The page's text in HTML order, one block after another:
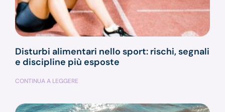
Disturbi alimentari nello sport: rischi, segnali
e discipline più esposte
CONTINUA A LEGGERE